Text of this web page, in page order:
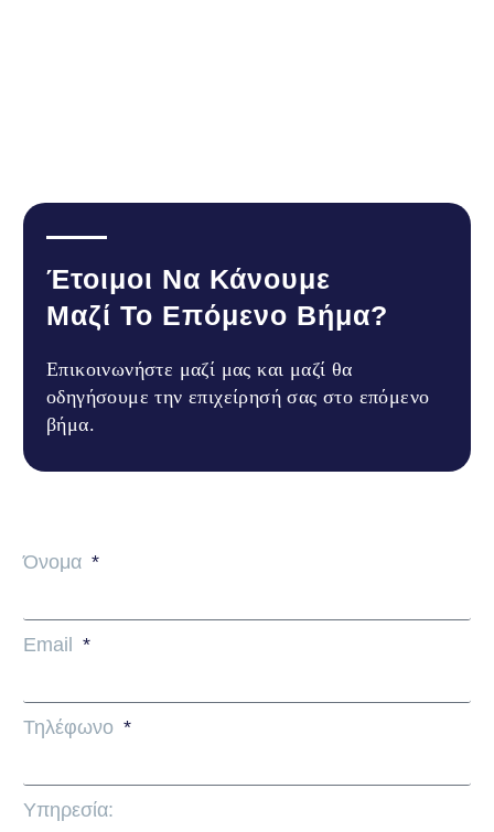
Έτοιμοι Να Κάνουμε
Μαζί Το Επόμενο Βήμα?
Επικοινωνήστε μαζί μας και μαζί θα
οδηγήσουμε την επιχείρησή σας στο επόμενο
βήμα.
Όνομα
Email
Τηλέφωνο
Υπηρεσία: